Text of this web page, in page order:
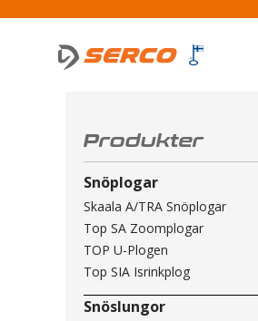
Produkter
Snöplogar
Skaala A/TRA Snöplogar
Top SA Zoomplogar
TOP U-Plogen
Top SIA Isrinkplog
Snöslungor